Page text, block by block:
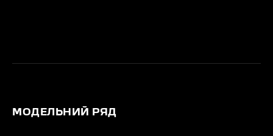
МОДЕЛЬНИЙ РЯД